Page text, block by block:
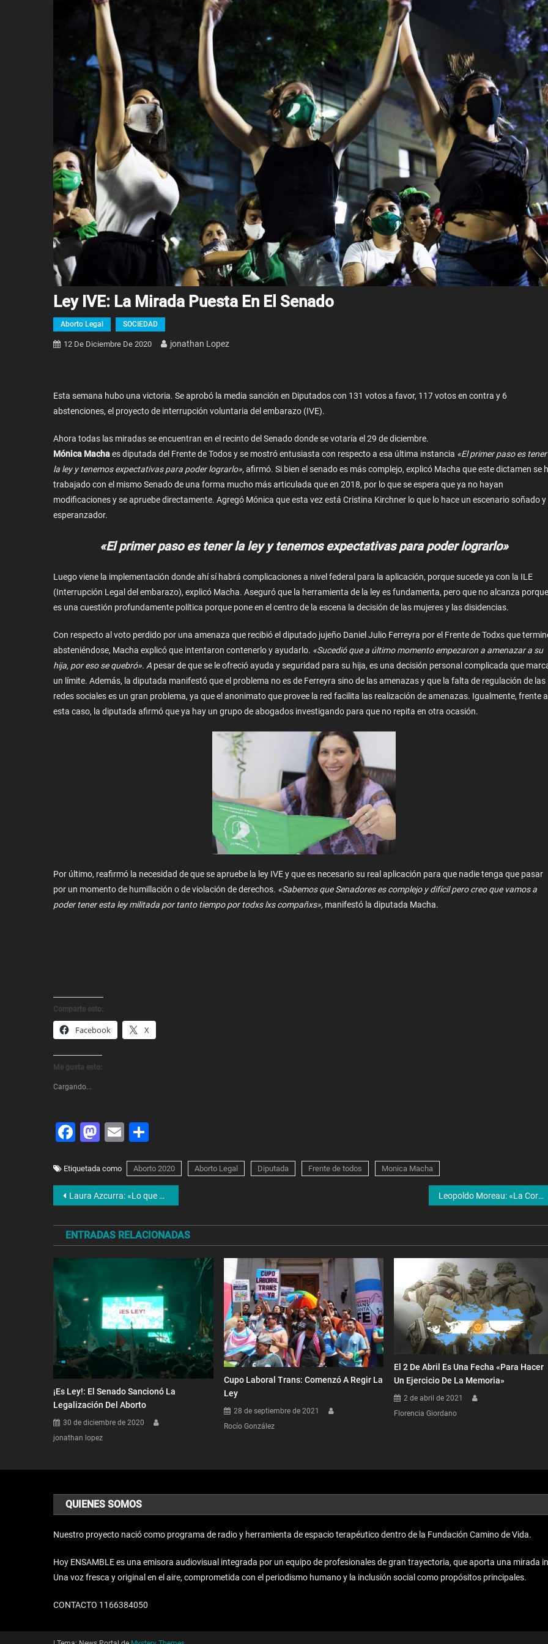
Ley IVE: La Mirada Puesta En El Senado
Aborto Legal SOCIEDAD
12 De Diciembre De 2020 Jonathan Lopez
Esta semana hubo una victoria. Se aprobó la media sanción en Diputados con 131 votos a favor, 117 votos en contra y 6
abstenciones, el proyecto de interrupción voluntaria del embarazo (IVE).
Ahora todas las miradas se encuentran en el recinto del Senado donde se votaría el 29 de diciembre.
Mónica Machaes diputada del Frente de Todos y se mostró entusiasta con respecto a esa última instancia «El primer paso es tener
la ley y tenemos expectativas para poder lograrlo»,afirmó. Si bien el senado es más complejo, explicó Macha que este dictamen se
trabajado con el mismo Senado de una forma mucho más articulada que en 2018, por lo que se espera que ya no hayan
modificaciones y se apruebe directamente. Agregó Mónica que esta vez está Cristina Kirchner lo que lo hace un escenario soñado y
esperanzador.
«El primer paso es tener la ley y tenemos expectativas para poder lograrlo»
Luego viene la implementación donde ahí sí habrá complicaciones a nivel federal para la aplicación, porque sucede ya con la ILE
(Interrupción Legal del embarazo), explicó Macha. Aseguró que la herramienta de la ley es fundamenta, pero que no alcanza porque
es una cuestión profundamente política porque pone en el centro de la escena la decisión de las mujeres y las disidencias.
Con respecto al voto perdido por una amenaza que recibió el diputado jujeño Daniel Julio Ferreyra por el Frente de Todxs que
absteniéndose, Macha explicó que intentaron contenerlo y ayudarlo. «Sucedió que a último momento empezaron a amenazar a su
hija, por eso se quebró». A pesar de que se le ofreció ayuda y seguridad para su hija, es una decisión personal complicada que
un límite. Además, la diputada manifestó que el problema no es de Ferreyra sino de las amenazas y que la falta de regulación de las
redes sociales es un gran problema, ya que el anonimato que provee la red facilita las realización de amenazas. Igualmente, frente a
esta caso, la diputada afirmó que ya hay un grupo de abogados investigando para que no repita en otra ocasión.
Por último, reafirmó la necesidad de que se apruebe la ley IVE y que es necesario su real aplicación para que nadie tenga que pasar
por un momento de humillación o de violación de derechos. «Sabemos que Senadores es complejo y difícil pero creo que vamos a
poder tener esta ley militada por tanto tiempo por todxs lxs compañxs», manifestó la diputada Macha.
Comparte esto:
Facebook X
Me gusta esto:
Cargando...
Facebook
Mastodon
Email
Etiquetada como Aborto 2020 Aborto Legal Diputada Frente de todos Monica Macha
Navegación
de
entradas
Laura Azcurra: «Lo que se conquista siempre es en las calles» Leopoldo Moreau: «La Corte Suprema es partícipe y cómplice del Lawfare»
ENTRADAS RELACIONADAS
¡Es Ley!: El Senado Sancionó La
Legalización Del Aborto
30 de diciembre de 2020
jonathan lopez
Cupo Laboral Trans: Comenzó A Regir La
Ley
28 de septiembre de 2021
Rocío González
El 2 De Abril Es Una Fecha «para Hacer
Un Ejercicio De La Memoria»
2 de abril de 2021
Florencia Giordano
QUIENES SOMOS
Nuestro proyecto nació como programa de radio y herramienta de espacio terapéutico dentro de la Fundación Camino de Vida.
Hoy ENSAMBLE es una emisora audiovisual integrada por un equipo de profesionales de gran trayectoria, que aporta una mirada
Una voz fresca y original en el aire, comprometida con el periodismo humano y la inclusión social como propósitos principales.
CONTACTO 1166384050